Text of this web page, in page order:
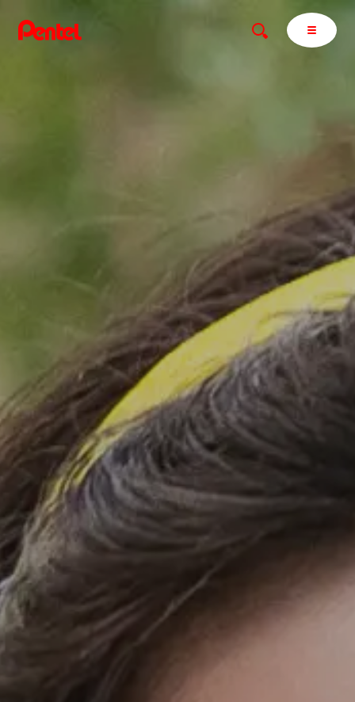
オレンズ
ブラッシュ（筆）
画材
その他
ぺんてるについてトップ
メッセージ
採用情報
運営会社